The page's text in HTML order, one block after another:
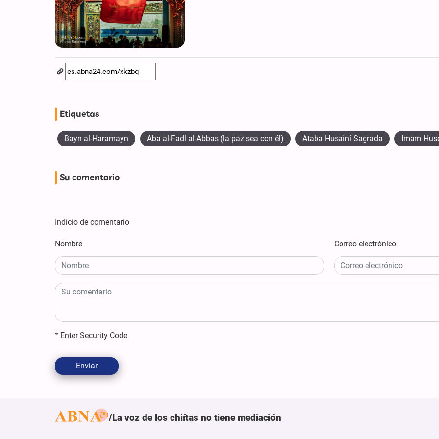
Etiquetas
Bayn al-Haramayn Aba al-Fadl al-Abbas (la paz sea con él) Ataba Husainí Sagrada Imam
Su comentario
Indicio de comentario
Nombre Correo electrónico
* Enter Security Code
Enviar
La voz de los chiítas no tiene mediación